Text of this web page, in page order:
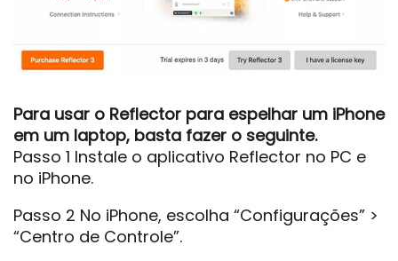
Para usar o Reflector para espelhar um iPhone
em um laptop, basta fazer o seguinte.
Passo 1 Instale o aplicativo Reflector no PC e
no iPhone.
Passo 2 No iPhone, escolha “Configurações” >
“Centro de Controle”.